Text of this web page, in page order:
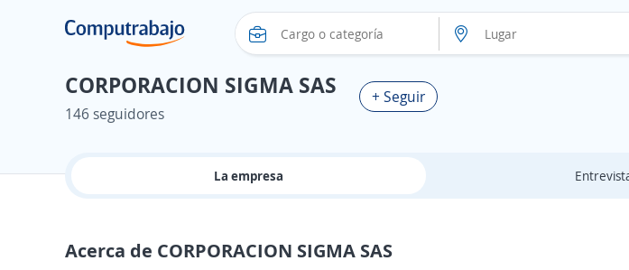
CORPORACION SIGMA SAS
146 seguidores
+ Seguir
La empresa
Acerca de CORPORACION SIGMA SAS